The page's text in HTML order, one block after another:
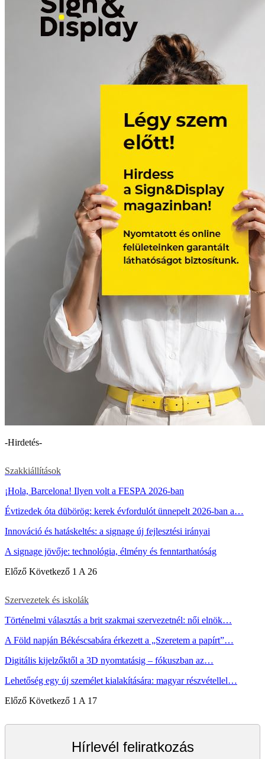
-Hirdetés-
Szakkiállítások
¡Hola, Barcelona! Ilyen volt a FESPA 2026-ban
Évtizedek óta dübörög: kerek évfordulót ünnepelt 2026-ban a…
Innováció és hatáskeltés: a signage új fejlesztési irányai
A signage jövője: technológia, élmény és fenntarthatóság
Előző Következő 1 A 26
Szervezetek és iskolák
Történelmi választás a brit szakmai szervezetnél: női elnök…
A Föld napján Békéscsabára érkezett a „Szeretem a papírt”…
Digitális kijelzőktől a 3D nyomtatásig – fókuszban az…
Lehetőség egy új személet kialakítására: magyar részvétellel…
Előző Következő 1 A 17
Hírlevél feliratkozás